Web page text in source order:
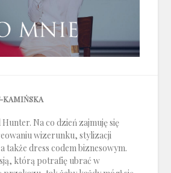
KAMIŃSKA
Na co dzień zajmuję się
wizerunku, stylizacji
także dress codem biznesowym.
którą potrafię ubrać w